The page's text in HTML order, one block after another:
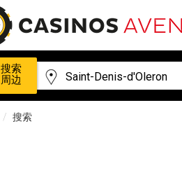
搜索
周边
搜索